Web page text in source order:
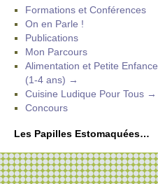
Formations et Conférences
On en Parle !
Publications
Mon Parcours
Alimentation et Petite Enfance
(1-4 ans) →
Cuisine Ludique Pour Tous →
Concours
Les Papilles Estomaquées…